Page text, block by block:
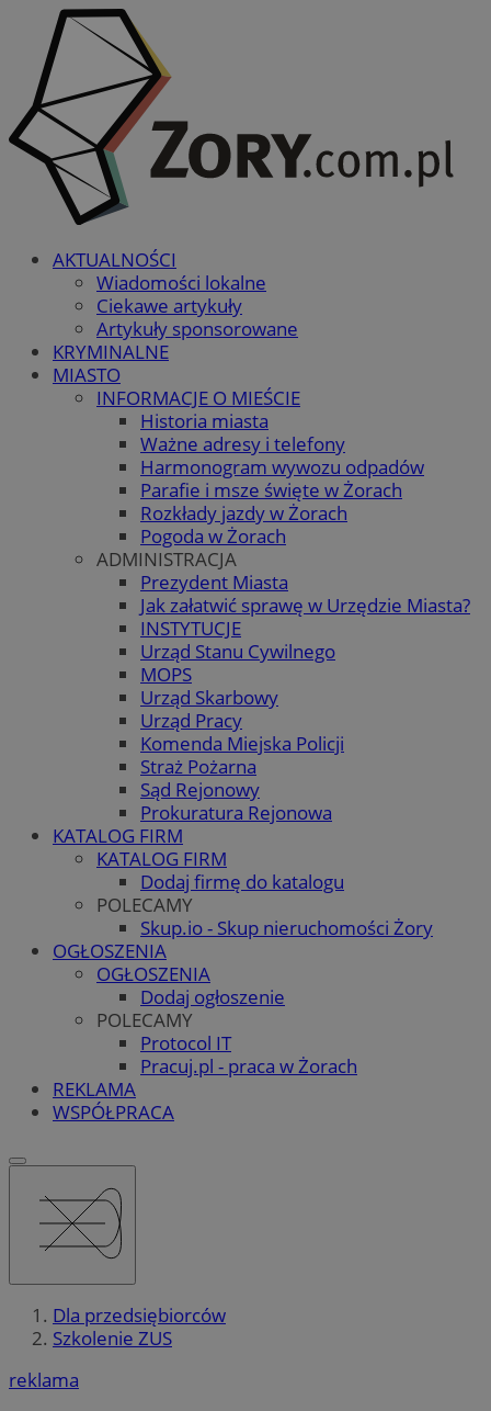
AKTUALNOŚCI
Wiadomości lokalne
Ciekawe artykuły
Artykuły sponsorowane
KRYMINALNE
MIASTO
INFORMACJE O MIEŚCIE
Historia miasta
Ważne adresy i telefony
Harmonogram wywozu odpadów
Parafie i msze święte w Żorach
Rozkłady jazdy w Żorach
Pogoda w Żorach
ADMINISTRACJA
Prezydent Miasta
Jak załatwić sprawę w Urzędzie Miasta?
INSTYTUCJE
Urząd Stanu Cywilnego
MOPS
Urząd Skarbowy
Urząd Pracy
Komenda Miejska Policji
Straż Pożarna
Sąd Rejonowy
Prokuratura Rejonowa
KATALOG FIRM
KATALOG FIRM
Dodaj firmę do katalogu
POLECAMY
Skup.io - Skup nieruchomości Żory
OGŁOSZENIA
OGŁOSZENIA
Dodaj ogłoszenie
POLECAMY
Protocol IT
Pracuj.pl - praca w Żorach
REKLAMA
WSPÓŁPRACA
Dla przedsiębiorców
Szkolenie ZUS
reklama